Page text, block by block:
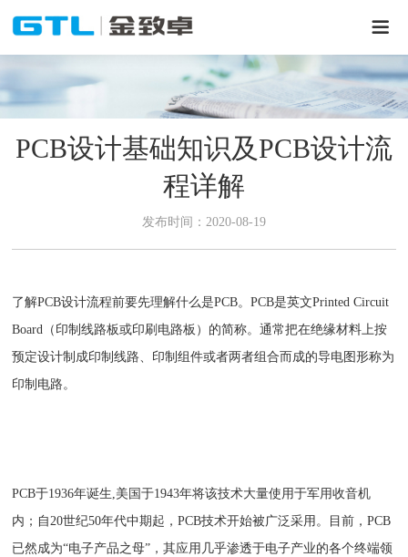
PCB设计基础知识及PCB设计流
程详解
发布时间：2020-08-19
了解PCB设计流程前要先理解什么是PCB。PCB是英文Printed Circuit
Board（印制线路板或印刷电路板）的简称。通常把在绝缘材料上按
预定设计制成印制线路、印制组件或者两者组合而成的导电图形称为
印制电路。
PCB于1936年诞生,美国于1943年将该技术大量使用于军用收音机
内；自20世纪50年代中期起，PCB技术开始被广泛采用。目前，PCB
已然成为“电子产品之母”，其应用几乎渗透于电子产业的各个终端领